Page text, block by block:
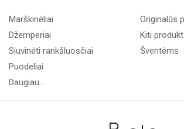
Marškinėliai
Džemperiai
Siuvinėti rankšluosčiai
Puodeliai
Daugiau...
Originalūs
Kiti
Šventėms